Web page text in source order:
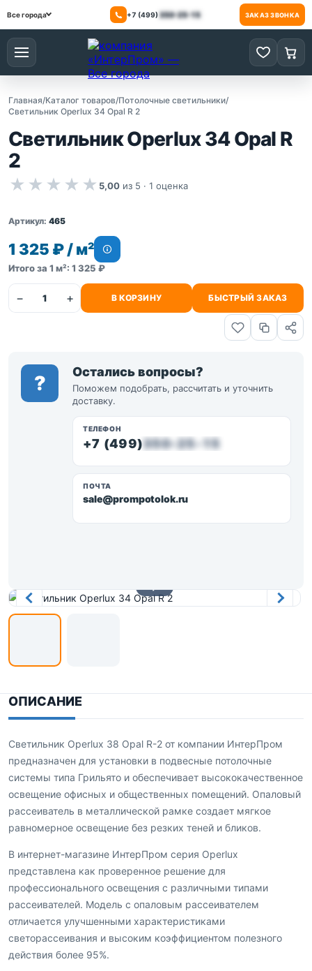
Все города +7 (499)350-25-15 ЗАКАЗ ЗВОНКА
Меню 0 товаров
0
Главная/Каталог товаров/Потолочные светильники/
Светильник Operlux 34 Opal R 2
Светильник Operlux 34 Opal R
2
★ ★ ★ ★ ★ 5,00 из 5 · 1 оценка
Артикул: 465
1 325 ₽ / м²
Итого за 1 м²: 1 325 ₽
− + В КОРЗИНУ БЫСТРЫЙ ЗАКАЗ
? Остались вопросы?
Поможем подобрать, рассчитать и уточнить
доставку.
ТЕЛЕФОН
+7 (499)350-25-15
ПОЧТА
sale@prompotolok.ru
ОПИСАНИЕ
Светильник Operlux 38 Opal R-2 от компании ИнтерПром
предназначен для установки в подвесные потолочные
системы типа Грильято и обеспечивает высококачественное
освещение офисных и общественных помещений. Опаловый
рассеиватель в металлической рамке создает мягкое
равномерное освещение без резких теней и бликов.
В интернет-магазине ИнтерПром серия Operlux
представлена как проверенное решение для
профессионального освещения с различными типами
рассеивателей. Модель с опаловым рассеивателем
отличается улучшенными характеристиками
светорассеивания и высоким коэффициентом полезного
действия более 95%.